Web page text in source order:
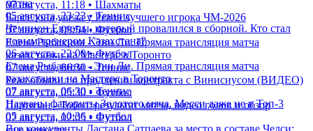
07 августа, 11:18 • Шахматы
Барселона увела у Реала лучшего игрока ЧМ-2026
07 августа, 09:54 • Футбол
Елена Рыбакина - Энн Ли. Прямая трансляция матча
казахстанки на Мастерс в Торонто
07 августа, 06:30 • Теннис
Реал объявил о продлении контракта с Винисиусом (ВИДЕО)
07 августа, 05:30 • Футбол
Партизан - Тобол: результат матча, видео голов и обзор
07 августа, 02:05 • Футбол
матча
05 августа, 23:23 • Теннис
Чемпион Европы, который провалился в сборной. Кто стал
новым тренером Казахстана?
06 августа, 22:00 • Футбол
Елена Рыбакина - Энн Ли. Прямая трансляция матча
казахстанки на Мастерс в Торонто
07 августа, 06:30 • Теннис
Названы фавориты Золотого мяча. Месси даже не в Топ-3
05 августа, 10:36 • Футбол